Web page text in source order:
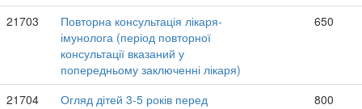
21703
Повторна консультація лікаря-
імунолога (період повторної
консультації вказаний у
попередньому заключенні лікаря)
650
21704
Огляд дітей 3-5 років перед
800